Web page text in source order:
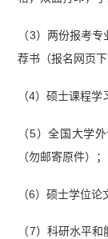
（3）两份报考
荐书（报名网页
（4）硕士课程
（5）全国大学
（勿邮寄原件）；
（6）硕士学位
（7）科研水平